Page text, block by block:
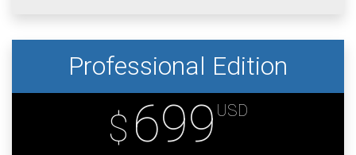
Professional Edition
$ 699 USD